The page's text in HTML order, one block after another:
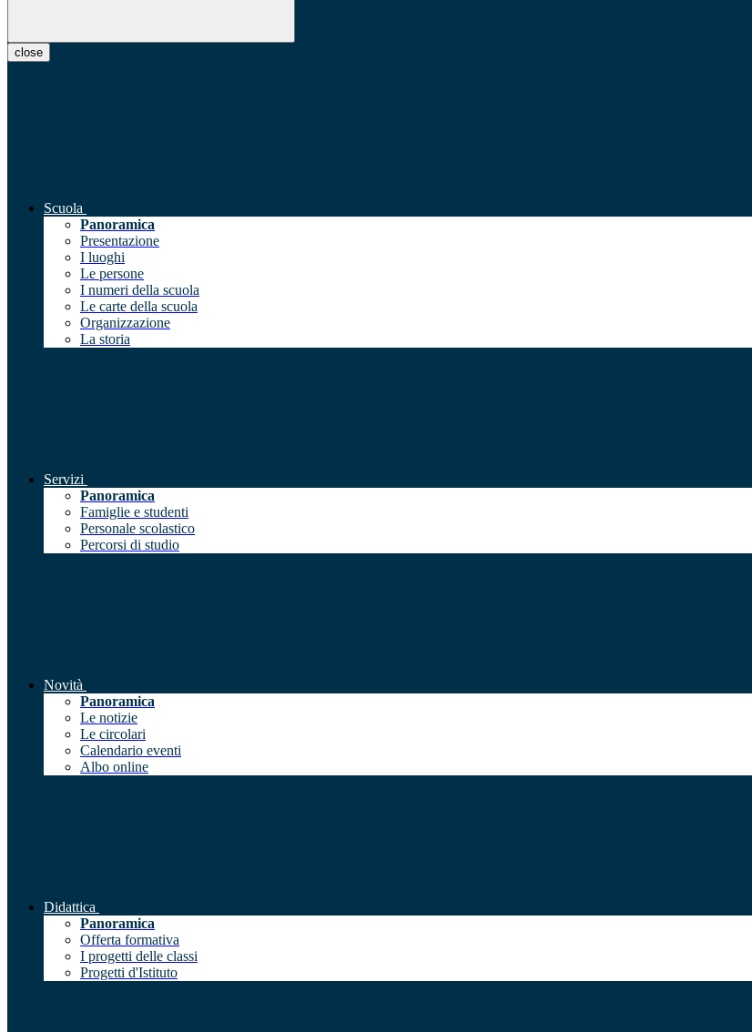
close
Scuola
Panoramica
Presentazione
I luoghi
Le persone
I numeri della scuola
Le carte della scuola
Organizzazione
La storia
Servizi
Panoramica
Famiglie e studenti
Personale scolastico
Percorsi di studio
Novità
Panoramica
Le notizie
Le circolari
Calendario eventi
Albo online
Didattica
Panoramica
Offerta formativa
I progetti delle classi
Progetti d'Istituto